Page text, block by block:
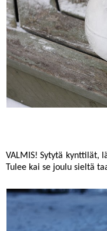
VALMIS! Sytytä kynttilät,
Tulee kai se joulu sieltä